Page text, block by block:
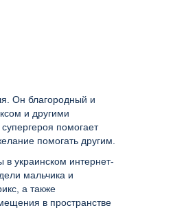
Он благородный и
и другими
помогает
помогать другим.
в украинском интернет-
мальчика и
а также
в пространстве